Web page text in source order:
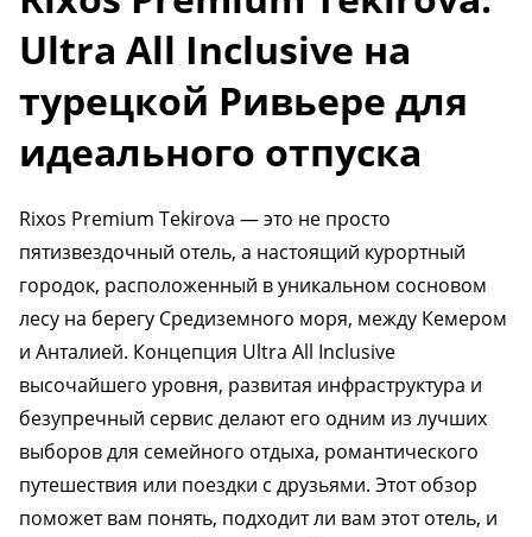
Ultra All Inclusive на
турецкой Ривьере для
идеального отпуска
Rixos Premium Tekirova — это не просто
пятизвездочный отель, а настоящий курортный
городок, расположенный в уникальном сосновом
лесу на берегу Средиземного моря, между Кемером
и Анталией. Концепция Ultra All Inclusive
высочайшего уровня, развитая инфраструктура и
безупречный сервис делают его одним из лучших
выборов для семейного отдыха, романтического
путешествия или поездки с друзьями. Этот обзор
поможет вам понять, подходит ли вам этот отель, и